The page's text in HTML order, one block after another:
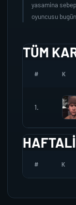
yasamina
oyuncusu
TÜM
# K
1.
# K